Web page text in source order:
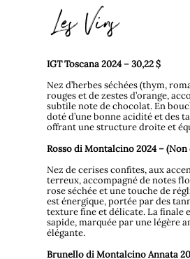
Les Vins
IGT Toscana 2024 – 30,22 $
Nez d’herbes séchées (thym,
rouges et de zestes d’orange,
subtile note de chocolat. En
doté d’une bonne acidité et des
offrant une structure droite et
Rosso di Montalcino 2024 –
Nez de cerises confites, aux
terreux, accompagné de notes
rose séchée et une touche de
est énergique, portée par des
texture fine et délicate. La finale
sapide, marquée par une légère
élégante.
Brunello di Montalcino Annata